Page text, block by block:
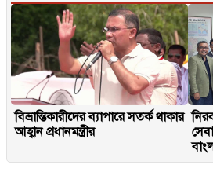
বিভ্রান্তিকারীদের ব্যাপারে সতর্ক থাকার
আহ্বান প্রধানমন্ত্রীর